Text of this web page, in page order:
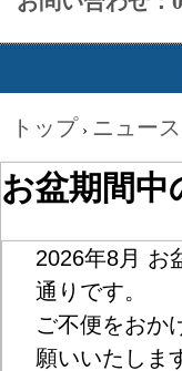
トップ › ニュース
お盆期間中
2026年8月 お
通りです。
ご不便をおか
願いいたしま